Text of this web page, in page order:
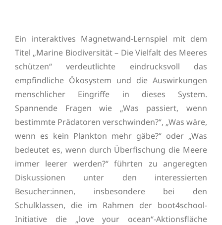
Ein interaktives Magnetwand-Lernspiel mit dem
Titel „Marine Biodiversität – Die Vielfalt des Meeres
schützen“ verdeutlichte eindrucksvoll das
empfindliche Ökosystem und die Auswirkungen
menschlicher Eingriffe in dieses System.
Spannende Fragen wie „Was passiert, wenn
bestimmte Prädatoren verschwinden?“, „Was wäre,
wenn es kein Plankton mehr gäbe?“ oder „Was
bedeutet es, wenn durch Überfischung die Meere
immer leerer werden?“ führten zu angeregten
Diskussionen unter den interessierten
Besucher:innen, insbesondere bei den
Schulklassen, die im Rahmen der boot4school-
Initiative die „love your ocean“-Aktionsfläche